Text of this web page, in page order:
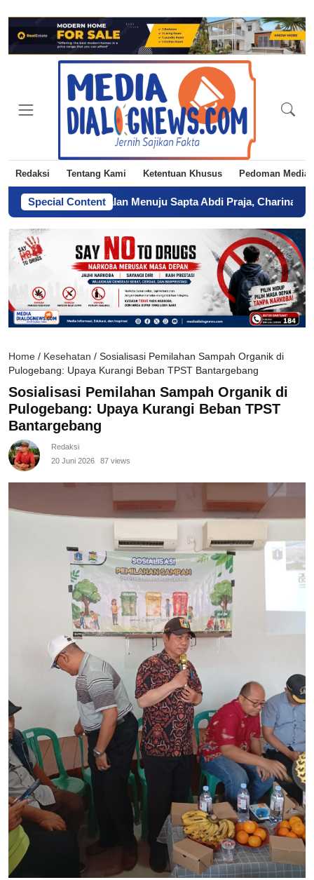
Redaksi Tentang Kami Ketentuan Khusus Pedoman Media
Special Content
Dari Kegagalan Menuju Sapta Abdi Praja, Charina Anggie
Home / Kesehatan / Sosialisasi Pemilahan Sampah Organik di
Pulogebang: Upaya Kurangi Beban TPST Bantargebang
Sosialisasi Pemilahan Sampah Organik di
Pulogebang: Upaya Kurangi Beban TPST
Bantargebang
Redaksi
20 Juni 2026
87 views